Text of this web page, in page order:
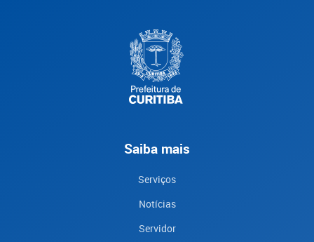
Saiba mais
Serviços
Notícias
Servidor